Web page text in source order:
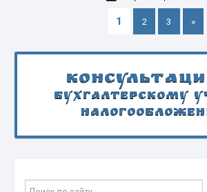
1 2 3 »
бухгалтерскому